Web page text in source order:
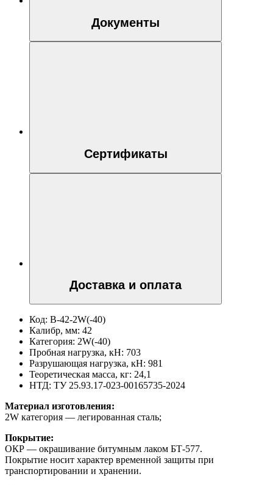
Документы
Сертификаты
Доставка и оплата
Код: В-42-2W(-40)
Калибр, мм: 42
Категория: 2W(-40)
Пробная нагрузка, кН: 703
Разрушающая нагрузка, кН: 981
Теоретическая масса, кг: 24,1
НТД: ТУ 25.93.17-023-00165735-2024
Материал изготовления:
2W категория — легированная сталь;
Покрытие:
ОКР — окрашивание битумным лаком БТ-577.
Покрытие носит характер временной защиты при
транспортировании и хранении.